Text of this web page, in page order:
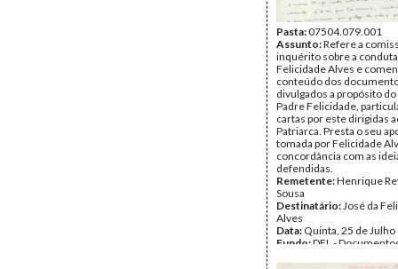
Pasta:07504.079.001
Assunto:Refere a
inquérito sobre a
Felicidade Alves e
conteúdo dos
divulgados a propósito
Padre Felicidade,
cartas por este dirigidas
Patriarca. Presta o seu
tomada por Felicidade
concordância com as
defendidas.
Remetente:Henrique
Sousa
Destinatário:José da
Alves
Data: Quinta, 25 de
Fundo:DFL -